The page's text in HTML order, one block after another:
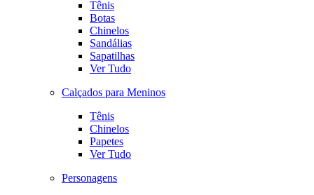
Tênis
Botas
Chinelos
Sandálias
Sapatilhas
Ver Tudo
Calçados para Meninos
Tênis
Chinelos
Papetes
Ver Tudo
Personagens